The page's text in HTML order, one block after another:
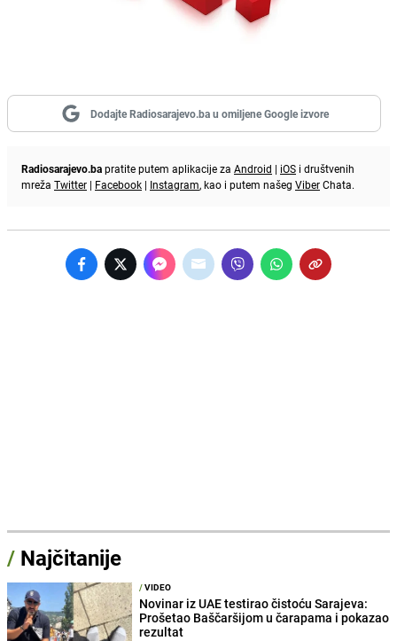
Dodajte Radiosarajevo.ba u omiljene Google izvore
Radiosarajevo.bapratite putem aplikacije za Android | iOS i društvenih
mreža Twitter | Facebook | Instagram, kao i putem našeg ViberChata.
/ Najčitanije
/VIDEO
Novinar iz UAE testirao čistoću Sarajeva:
Prošetao Baščaršijom u čarapama i pokazao
rezultat